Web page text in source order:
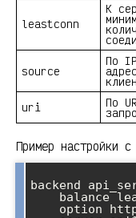
leastconn
К
source
По
uri По
Пример настройки
backend